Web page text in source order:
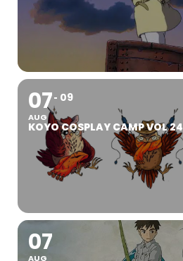
07
AUG
09
KOYO COSPLAY CAMP VOL 24
07
AUG